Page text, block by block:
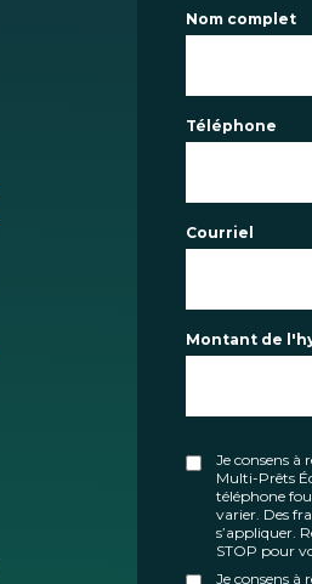
Nom complet
Téléphone
Courriel
Montant de
Je consens à
Multi-Prêts
téléphone
varier. Des
s’appliquer.
STOP pour
Je consens à